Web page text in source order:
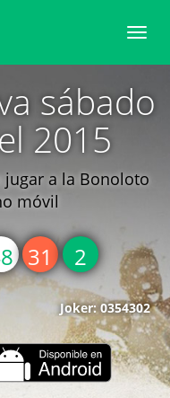
Toggle
sábado
2015
a la Bonoloto
móvil
31 2
Joker: 0354302